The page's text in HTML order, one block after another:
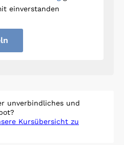
einverstanden
unverbindliches und
Kursübersicht zu